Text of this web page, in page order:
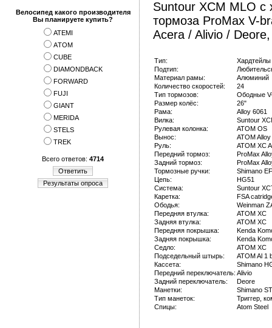
Велосипед какого производителя
Вы планируете купить?
ATEMI
АTOM
CUBE
DIAMONDBACK
FORWARD
FUJI
GIANT
MERIDA
STELS
TREK
Всего ответов: 4714
Ответить
Результаты опроса
Suntour XCM MLO
тормоза ProMax V-
Acera / Alivio /
Тип:
Подтип:
Материал рамы:
Алюминий
Количество скоростей:
24
Тип тормозов:
Ободные
Размер колёс:
26"
Рама:
Alloy 6061
Вилка:
Suntour
Рулевая колонка:
ATOM OS
Вынос:
ATOM
Руль:
ATOM XC
Передний тормоз:
ProMax
Задний тормоз:
ProMax
Тормозные ручки:
Shimano
Цепь:
HG51
Система:
Suntour
Каретка:
FSA
Ободья:
Weinman
Передняя втулка:
ATOM XC
Задняя втулка:
ATOM XC
Передняя покрышка:
Kenda
Задняя покрышка:
Kenda
Седло:
ATOM XC
Подседельный штырь:
ATOM Al 1
Кассета:
Shimano
Передний переключатель: Alivio
Задний переключатель:
Deore
Манетки:
Shimano
Тип манеток:
Триггер,
Спицы:
Atom Steel